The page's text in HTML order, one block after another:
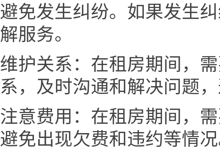
避免发生纠纷。如果发生
解服务。
维护关系：在租房期间，
系，及时沟通和解决问题
注意费用：在租房期间，
避免出现欠费和违约等情